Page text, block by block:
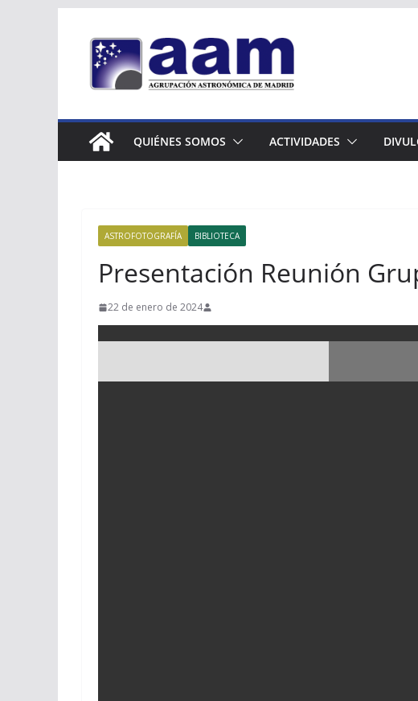
contenido
QUIÉNES SOMOS ACTIVIDADES
ASTROFOTOGRAFÍA BIBLIOTECA
Presentación Reunión
22 de enero de 2024